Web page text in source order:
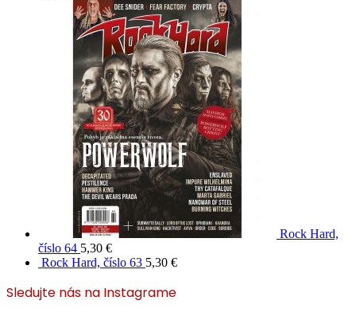
Rock Hard,
číslo 64 5,30 €
Rock Hard, číslo 63 5,30 €
Sledujte nás na Instagrame